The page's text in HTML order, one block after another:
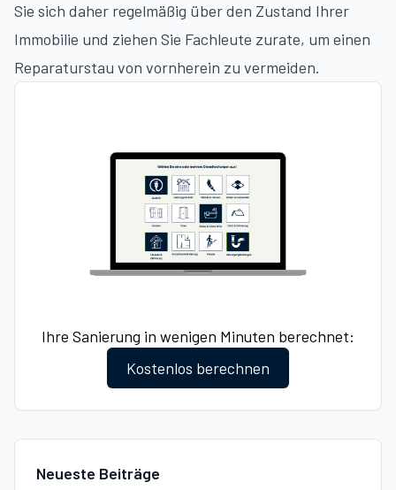
Sie sich daher regelmäßig über den Zustand Ihrer
Immobilie und ziehen Sie Fachleute zurate, um einen
Reparaturstau von vornherein zu vermeiden.
Ihre Sanierung in wenigen Minuten berechnet:
Kostenlos berechnen
Neueste Beiträge